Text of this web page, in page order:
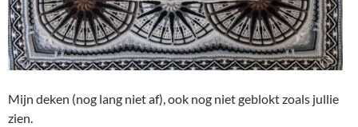
Mijn deken (nog lang niet af), ook nog niet geblokt zoals jullie
zien.